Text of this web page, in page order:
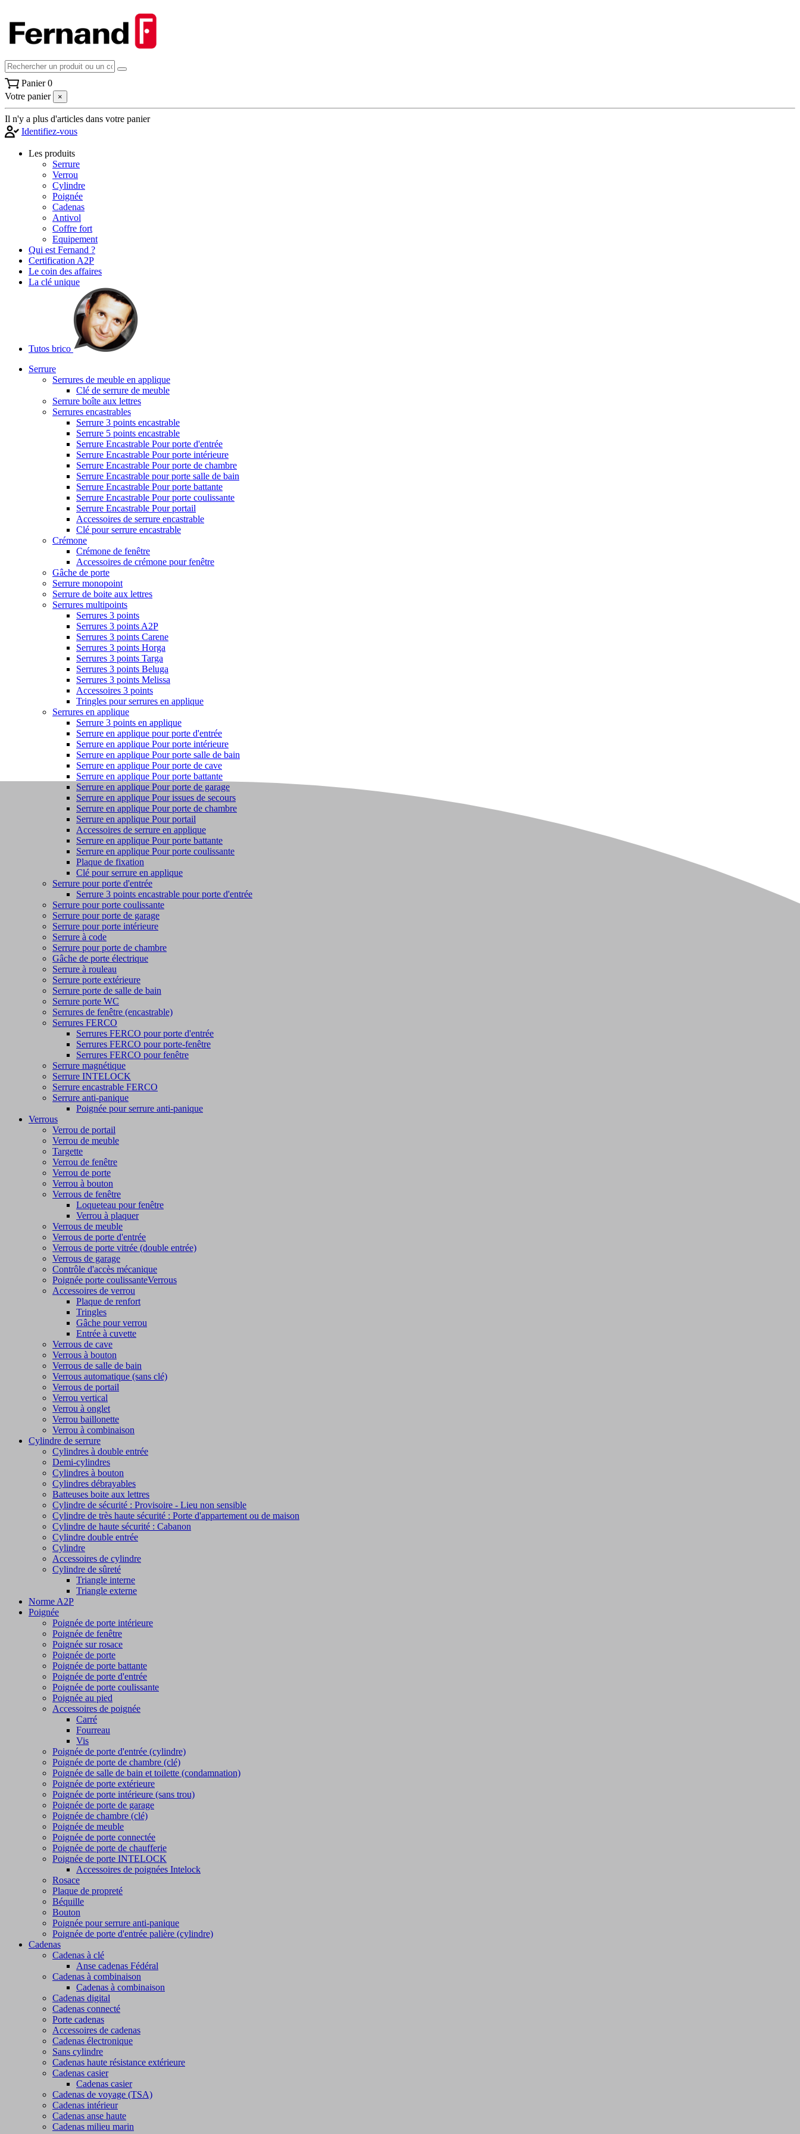
Panier 0
Votre panier
×
Il n'y a plus d'articles dans votre panier
Identifiez-vous
Les produits
Serrure
Verrou
Cylindre
Poignée
Cadenas
Antivol
Coffre fort
Equipement
Qui est Fernand ?
Certification A2P
Le coin des affaires
La clé unique
Tutos brico
Serrure
Serrures de meuble en applique
Clé de serrure de meuble
Serrure boîte aux lettres
Serrures encastrables
Serrure 3 points encastrable
Serrure 5 points encastrable
Serrure Encastrable Pour porte d'entrée
Serrure Encastrable Pour porte intérieure
Serrure Encastrable Pour porte de chambre
Serrure Encastrable pour porte salle de bain
Serrure Encastrable Pour porte battante
Serrure Encastrable Pour porte coulissante
Serrure Encastrable Pour portail
Accessoires de serrure encastrable
Clé pour serrure encastrable
Crémone
Crémone de fenêtre
Accessoires de crémone pour fenêtre
Gâche de porte
Serrure monopoint
Serrure de boite aux lettres
Serrures multipoints
Serrures 3 points
Serrures 3 points A2P
Serrures 3 points Carene
Serrures 3 points Horga
Serrures 3 points Targa
Serrures 3 points Beluga
Serrures 3 points Melissa
Accessoires 3 points
Tringles pour serrures en applique
Serrures en applique
Serrure 3 points en applique
Serrure en applique pour porte d'entrée
Serrure en applique Pour porte intérieure
Serrure en applique Pour porte salle de bain
Serrure en applique Pour porte de cave
Serrure en applique Pour porte battante
Serrure en applique Pour porte de garage
Serrure en applique Pour issues de secours
Serrure en applique Pour porte de chambre
Serrure en applique Pour portail
Accessoires de serrure en applique
Serrure en applique Pour porte battante
Serrure en applique Pour porte coulissante
Plaque de fixation
Clé pour serrure en applique
Serrure pour porte d'entrée
Serrure 3 points encastrable pour porte d'entrée
Serrure pour porte coulissante
Serrure pour porte de garage
Serrure pour porte intérieure
Serrure à code
Serrure pour porte de chambre
Gâche de porte électrique
Serrure à rouleau
Serrure porte extérieure
Serrure porte de salle de bain
Serrure porte WC
Serrures de fenêtre (encastrable)
Serrures FERCO
Serrures FERCO pour porte d'entrée
Serrures FERCO pour porte-fenêtre
Serrures FERCO pour fenêtre
Serrure magnétique
Serrure INTELOCK
Serrure encastrable FERCO
Serrure anti-panique
Poignée pour serrure anti-panique
Verrous
Verrou de portail
Verrou de meuble
Targette
Verrou de fenêtre
Verrou de porte
Verrou à bouton
Verrous de fenêtre
Loqueteau pour fenêtre
Verrou à plaquer
Verrous de meuble
Verrous de porte d'entrée
Verrous de porte vitrée (double entrée)
Verrous de garage
Contrôle d'accès mécanique
Poignée porte coulissanteVerrous
Accessoires de verrou
Plaque de renfort
Tringles
Gâche pour verrou
Entrée à cuvette
Verrous de cave
Verrous à bouton
Verrous de salle de bain
Verrous automatique (sans clé)
Verrous de portail
Verrou vertical
Verrou à onglet
Verrou baillonette
Verrou à combinaison
Cylindre de serrure
Cylindres à double entrée
Demi-cylindres
Cylindres à bouton
Cylindres débrayables
Batteuses boite aux lettres
Cylindre de sécurité : Provisoire - Lieu non sensible
Cylindre de très haute sécurité : Porte d'appartement ou de maison
Cylindre de haute sécurité : Cabanon
Cylindre double entrée
Cylindre
Accessoires de cylindre
Cylindre de sûreté
Triangle interne
Triangle externe
Norme A2P
Poignée
Poignée de porte intérieure
Poignée de fenêtre
Poignée sur rosace
Poignée de porte
Poignée de porte battante
Poignée de porte d'entrée
Poignée de porte coulissante
Poignée au pied
Accessoires de poignée
Carré
Fourreau
Vis
Poignée de porte d'entrée (cylindre)
Poignée de porte de chambre (clé)
Poignée de salle de bain et toilette (condamnation)
Poignée de porte extérieure
Poignée de porte intérieure (sans trou)
Poignée de porte de garage
Poignée de chambre (clé)
Poignée de meuble
Poignée de porte connectée
Poignée de porte de chaufferie
Poignée de porte INTELOCK
Accessoires de poignées Intelock
Rosace
Plaque de propreté
Béquille
Bouton
Poignée pour serrure anti-panique
Poignée de porte d'entrée palière (cylindre)
Cadenas
Cadenas à clé
Anse cadenas Fédéral
Cadenas à combinaison
Cadenas à combinaison
Cadenas digital
Cadenas connecté
Porte cadenas
Accessoires de cadenas
Cadenas électronique
Sans cylindre
Cadenas haute résistance extérieure
Cadenas casier
Cadenas casier
Cadenas de voyage (TSA)
Cadenas intérieur
Cadenas anse haute
Cadenas milieu marin